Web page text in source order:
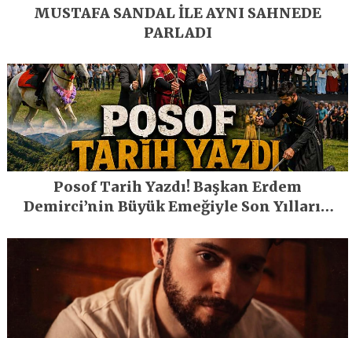
MUSTAFA SANDAL İLE AYNI SAHNEDE
PARLADI
Posof Tarih Yazdı! Başkan Erdem
Demirci’nin Büyük Emeğiyle Son Yılların